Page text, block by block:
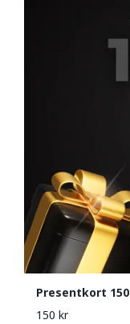
Presentkort
150 kr